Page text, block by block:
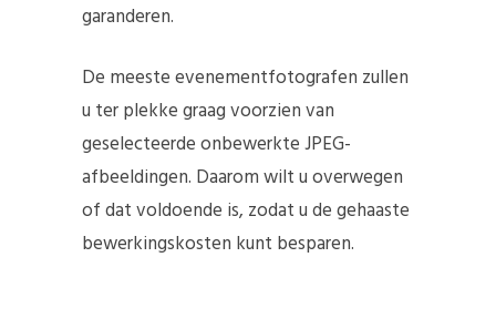
garanderen.
De meeste evenementfotografen zullen
u ter plekke graag voorzien van
geselecteerde onbewerkte JPEG-
afbeeldingen. Daarom wilt u overwegen
of dat voldoende is, zodat u de gehaaste
bewerkingskosten kunt besparen.